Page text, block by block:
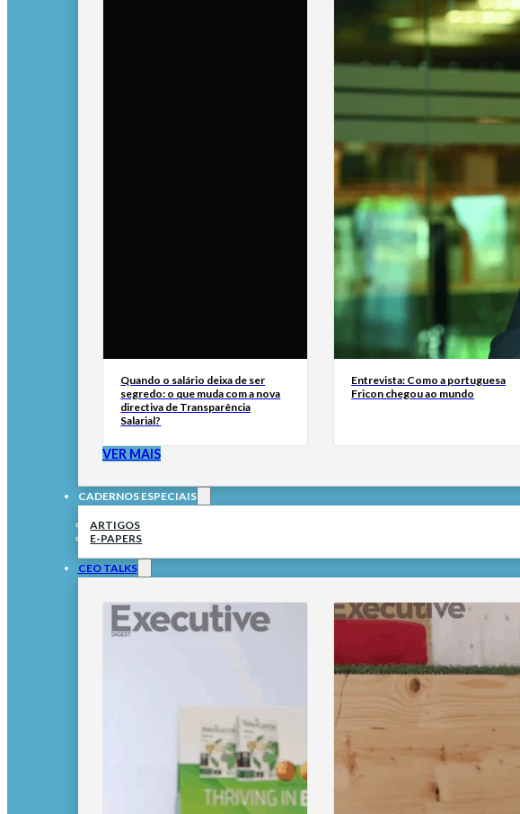
Quando o salário deixa de ser
segredo: o que muda com a nova
directiva de Transparência
Salarial?
Entrevista: Como a portuguesa
Fricon chegou ao mundo
VER MAIS
CADERNOS ESPECIAIS
ARTIGOS
E-PAPERS
CEO TALKS